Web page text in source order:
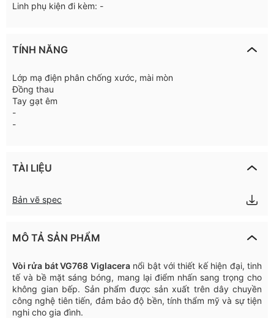
Linh phụ kiện đi kèm: -
TÍNH NĂNG
Lớp mạ điện phân chống xước, mài mòn
Đồng thau
Tay gạt êm
-
-
TÀI LIỆU
Bản vẽ spec
MÔ TẢ SẢN PHẨM
Vòi rửa bát VG768 Viglaceranổi bật với thiết kế hiện đại, tinh
tế và bề mặt sáng bóng, mang lại điểm nhấn sang trọng cho
không gian bếp. Sản phẩm được sản xuất trên dây chuyền
công nghệ tiên tiến, đảm bảo độ bền, tính thẩm mỹ và sự tiện
nghi cho gia đình.